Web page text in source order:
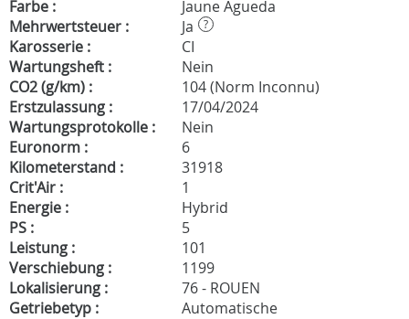
Farbe :
Jaune Agueda
Mehrwertsteuer :
Ja ?
Karosserie :
CI
Wartungsheft :
Nein
CO2 (g/km) :
104 (Norm Inconnu)
Erstzulassung :
17/04/2024
Wartungsprotokolle :
Nein
Euronorm :
6
Kilometerstand :
31918
Crit'Air :
1
Energie :
Hybrid
PS :
5
Leistung :
101
Verschiebung :
1199
Lokalisierung :
76 - ROUEN
Getriebetyp :
Automatische